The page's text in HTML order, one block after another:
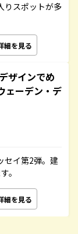
りスポットが多
細を見る
ザインでめ
ェーデン・デ
セイ第2弾。建
。
細を見る